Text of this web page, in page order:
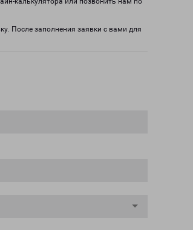
После заполнения заявки с вами для